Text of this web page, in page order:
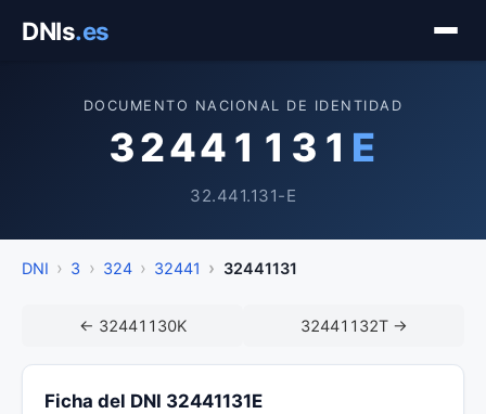
DNIs.es
DOCUMENTO NACIONAL DE IDENTIDAD
32441131 E
32.441.131-E
DNI 3 324 32441 32441131
← 32441130K 32441132T →
Ficha del DNI 32441131E